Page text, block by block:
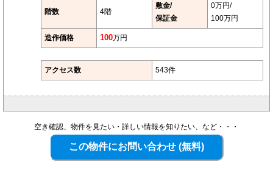
階数 4階
敷金/
保証金
0万円/
100万円
造作価格 100万円
アクセス数 543件
空き確認、物件を見たい・詳しい情報を知りたい、など・・・